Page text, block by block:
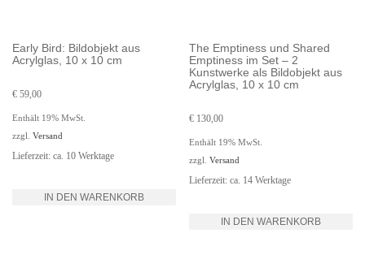
Early Bird: Bildobjekt aus
Acrylglas, 10 x 10 cm
€ 59,00
Enthält 19% MwSt.
zzgl. Versand
Lieferzeit: ca. 10 Werktage
IN DEN WARENKORB
The Emptiness und Shared
Emptiness im Set – 2
Kunstwerke als Bildobjekt aus
Acrylglas, 10 x 10 cm
€ 130,00
Enthält 19% MwSt.
zzgl.Versand
Lieferzeit: ca. 14 Werktage
IN DEN WARENKORB